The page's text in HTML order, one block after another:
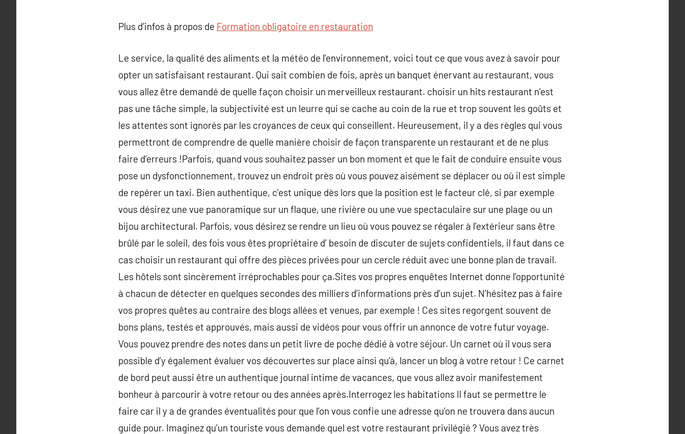
Plus d’infos à propos de Formation obligatoire en restauration
Le service, la qualité des aliments et la météo de l’environnement, voici tout ce que vous avez à savoir pour
opter un satisfaisant restaurant. Qui sait combien de fois, après un banquet énervant au restaurant, vous
vous allez être demandé de quelle façon choisir un merveilleux restaurant. choisir un hits restaurant n’est
pas une tâche simple, la subjectivité est un leurre qui se cache au coin de la rue et trop souvent les goûts et
les attentes sont ignorés par les croyances de ceux qui conseillent. Heureusement, il y a des règles qui vous
permettront de comprendre de quelle manière choisir de façon transparente un restaurant et de ne plus
faire d’erreurs !Parfois, quand vous souhaitez passer un bon moment et que le fait de conduire ensuite vous
pose un dysfonctionnement, trouvez un endroit près où vous pouvez aisément se déplacer ou où il est simple
de repérer un taxi. Bien authentique, c’est unique dès lors que la position est le facteur clé, si par exemple
vous désirez une vue panoramique sur un flaque, une rivière ou une vue spectaculaire sur une plage ou un
bijou architectural. Parfois, vous désirez se rendre un lieu où vous pouvez se régaler à l’extérieur sans être
brûlé par le soleil, des fois vous êtes propriétaire d’ besoin de discuter de sujets confidentiels, il faut dans ce
cas choisir un restaurant qui offre des pièces privées pour un cercle réduit avec une bonne plan de travail.
Les hôtels sont sincèrement irréprochables pour ça.Sites vos propres enquêtes Internet donne l’opportunité
à chacun de détecter en quelques secondes des milliers d’informations près d’un sujet. N’hésitez pas à faire
vos propres quêtes au contraire des blogs allées et venues, par exemple ! Ces sites regorgent souvent de
bons plans, testés et approuvés, mais aussi de vidéos pour vous offrir un annonce de votre futur voyage.
Vous pouvez prendre des notes dans un petit livre de poche dédié à votre séjour. Un carnet où il vous sera
possible d’y également évaluer vos découvertes sur place ainsi qu’à, lancer un blog à votre retour ! Ce carnet
de bord peut aussi être un authentique journal intime de vacances, que vous allez avoir manifestement
bonheur à parcourir à votre retour ou des années après.Interrogez les habitations Il faut se permettre le
faire car il y a de grandes éventualités pour que l’on vous confie une adresse qu’on ne trouvera dans aucun
guide pour. Imaginez qu’un touriste vous demande quel est votre restaurant privilégié ? Vous avez très